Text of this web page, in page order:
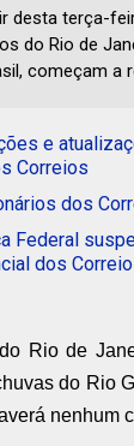
desta terça-
do Rio de
começam a
e
Correios
dos
Federal
dos
Rio de
do Rio
nenhum